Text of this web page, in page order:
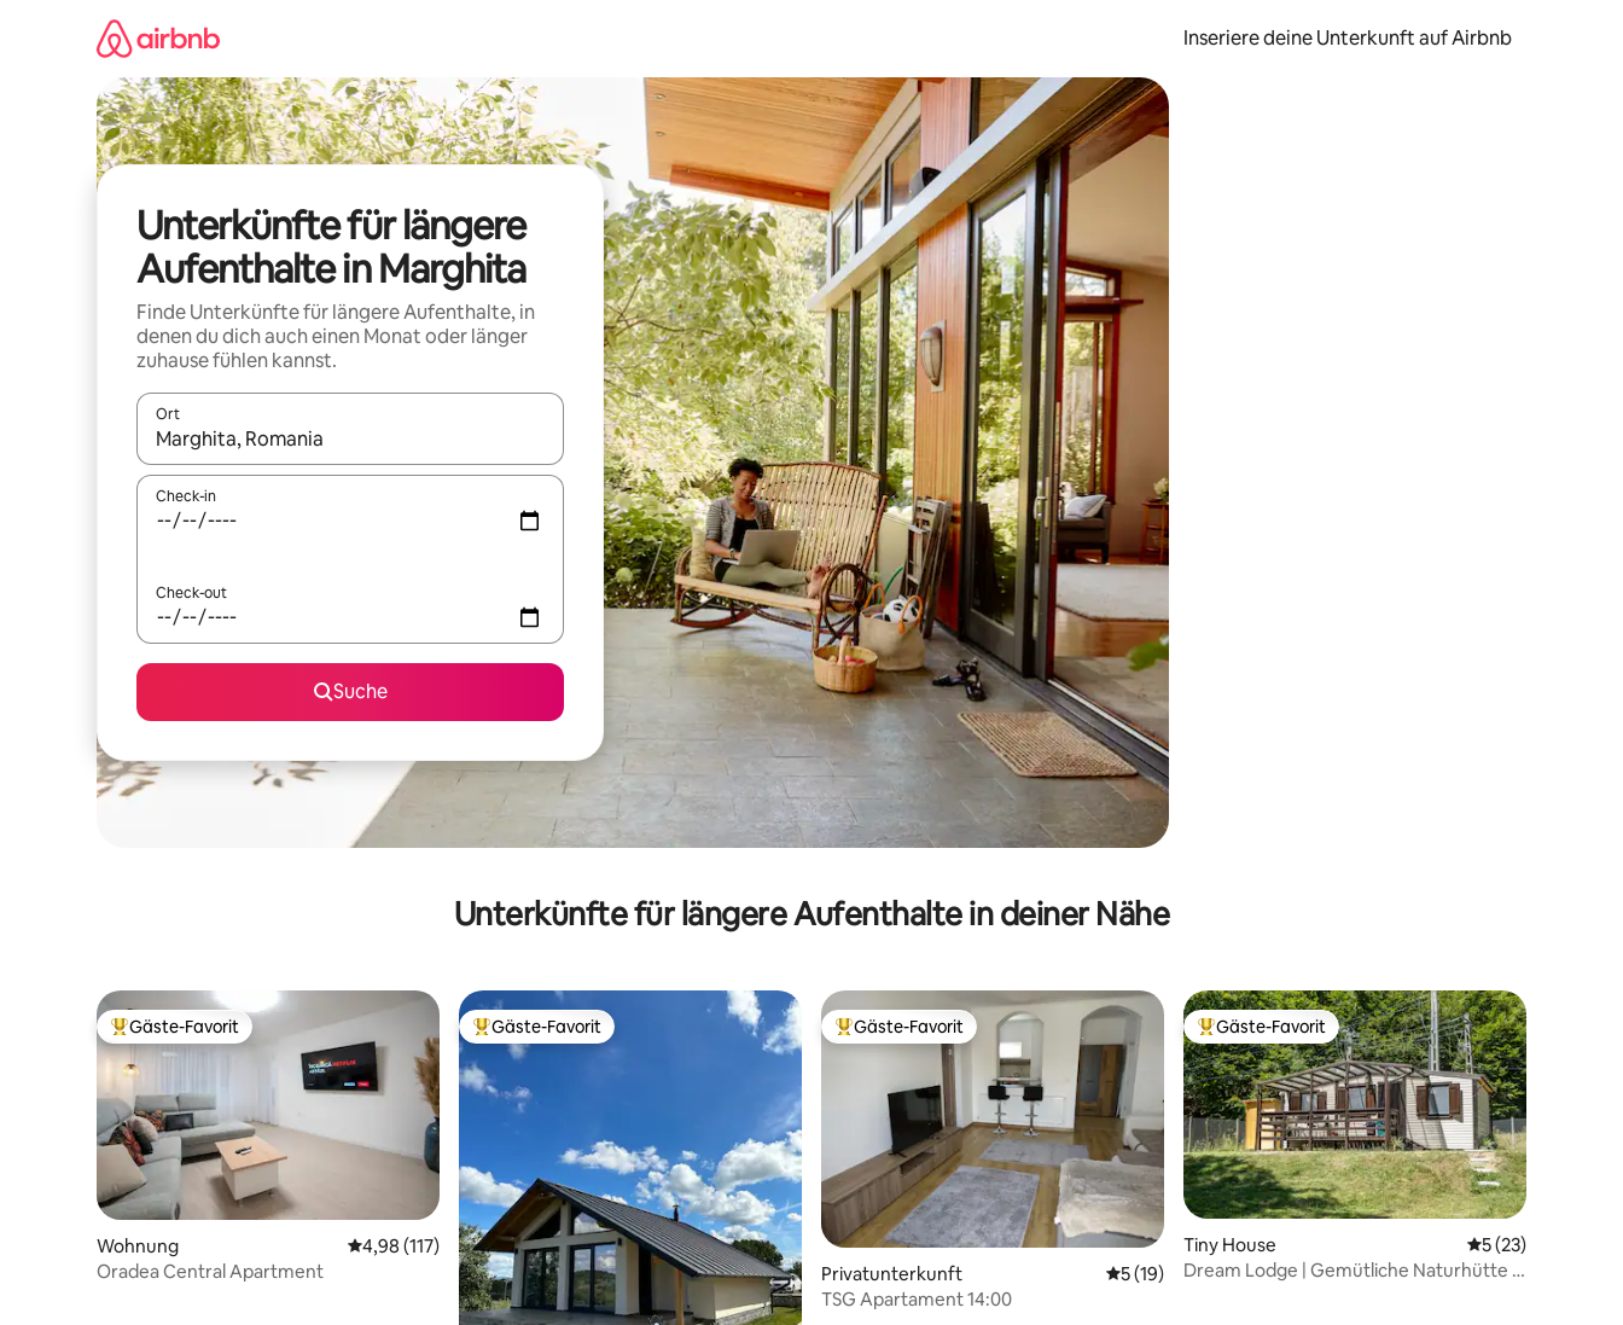
Inseriere deine Unterkunft auf Airbnb
Unterkünfte für längere
Aufenthalte in Marghita
Finde Unterkünfte für längere Aufenthalte, in
denen du dich auch einen Monat oder länger
zuhause fühlen kannst.
Ort
Wenn Ergebnisse verfügbar sind, navigiere mit den Pfeiltasten nach oben und unten oder erkunde die Ergebnisse durch Berühren oder Wischgesten.
Check-in
Check-out
Suche
Unterkünfte für längere Aufenthalte in deiner Nähe
Beliebter Gäste-Favorit.
Gäste-Favorit
Wohnung Durchschnittliche Bewertung: 4,98 von 5, 117 Bewertungen
4,98 (117)
Oradea Central Apartment
Beliebter Gäste-Favorit.
Gäste-Favorit Beliebter Gäste-Favorit.
Gäste-Favorit
Privatunterkunft Durchschnittliche Bewertung: 5 von 5, 19 Bewertungen
5 (19)
TSG Apartament 14:00
Beliebter Gäste-Favorit.
Gäste-Favorit
Tiny House Durchschnittliche
5 (23)
Dream Lodge | Gemütliche Naturhütte in